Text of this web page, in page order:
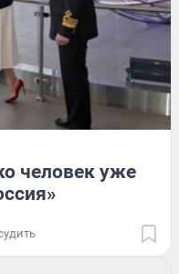
человек уже